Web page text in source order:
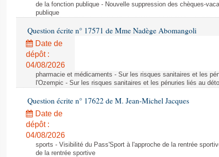
de la fonction publique - Nouvelle suppression des chèques-
publique
Question écrite n° 17571 de Mme Nadège Abomangoli
Date de
dépôt :
04/08/2026
pharmacie et médicaments - Sur les risques sanitaires et les
l'Ozempic - Sur les risques sanitaires et les pénuries liés au
Question écrite n° 17622 de M. Jean-Michel Jacques
Date de
dépôt :
04/08/2026
sports - Visibilité du Pass'Sport à l'approche de la rentrée
de la rentrée sportive